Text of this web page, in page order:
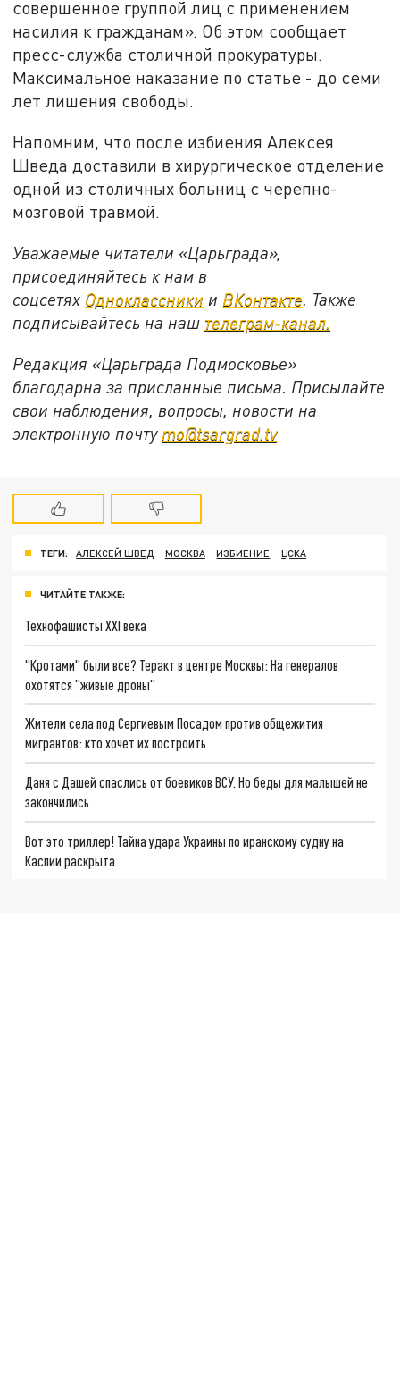
совершенное группой лиц с применением
насилия к гражданам». Об этом сообщает
пресс-служба столичной прокуратуры.
Максимальное наказание по статье - до семи
лет лишения свободы.
Напомним, что после избиения Алексея
Шведа доставили в хирургическое отделение
одной из столичных больниц с черепно-
мозговой травмой.
Уважаемые читатели «Царьграда»,
присоединяйтесь к нам в
соцсетях Одноклассники и ВКонтакте. Также
подписывайтесь на наш телеграм-канал.
Редакция «Царьграда Подмосковье»
благодарна за присланные письма. Присылайте
свои наблюдения, вопросы, новости на
электронную почту mo@tsargrad.tv
ТЕГИ: АЛЕКСЕЙ ШВЕД МОСКВА ИЗБИЕНИЕ ЦСКА
ЧИТАЙТЕ ТАКЖЕ:
Технофашисты XXI века
"Кротами" были все? Теракт в центре Москвы: На генералов
охотятся "живые дроны"
Жители села под Сергиевым Посадом против общежития
мигрантов: кто хочет их построить
Даня с Дашей спаслись от боевиков ВСУ. Но беды для малышей не
закончились
Вот это триллер! Тайна удара Украины по иранскому судну на
Каспии раскрыта